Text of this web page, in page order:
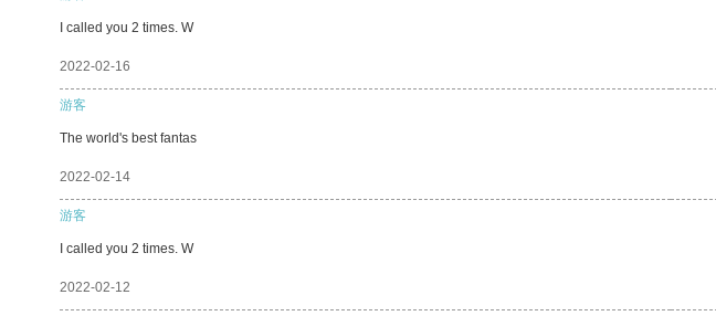
I called you 2 times. W
2022-02-16
游客
The world's best fantas
2022-02-14
游客
I called you 2 times. W
2022-02-12